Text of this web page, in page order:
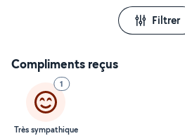
Filtrer
Compliments reçus
1
Très sympathique